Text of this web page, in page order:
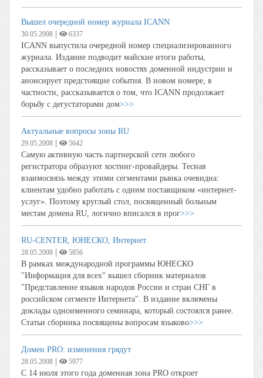
Вышел очередной номер журнала ICANN
30.05.2008 6337
ICANN выпустила очередной номер специализированного
журнала. Издание подводит майские итоги работы,
рассказывает о последних новостях доменной индустрии и
анонсирует предстоящие события. В новом номере, в
частности, рассказывается о том, что ICANN продолжает
борьбу с дегустаторами дом>>>
Актуальные вопросы зоны RU
29.05.2008 5642
Самую активную часть партнерской сети любого
регистратора образуют хостинг-провайдеры. Тесная
взаимосвязь между этими сегментами рынка очевидна:
клиентам удобно работать с одним поставщиком «интернет-
услуг». Поэтому круглый стол, посвященный больным
местам домена RU, логично вписался в прог>>>
RU-CENTER, ЮНЕСКО, Интернет
28.05.2008 5856
В рамках международной программы ЮНЕСКО
"Информация для всех" вышел сборник материалов
"Представление языков народов России и стран СНГ в
российском сегменте Интернета". В издание включены
доклады одноименного семинара, который состоялся ранее.
Статьи сборника посвящены вопросам языково>>>
Домен PRO: изменения грядут
28.05.2008 5977
С 14 июля этого года доменная зона PRO откроет